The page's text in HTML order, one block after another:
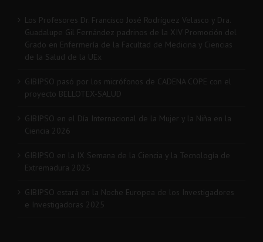
Los Profesores Dr. Francisco José Rodríguez Velasco y Dra.
Guadalupe Gil Fernández padrinos de la XIV Promoción del
Grado en Enfermería de la Facultad de Medicina y Ciencias
de la Salud de la UEx
GIBIPSO pasó por los micrófonos de CADENA COPE con el
proyecto BELLOTEX-SALUD
GIBIPSO en el Día Internacional de la Mujer y la Niña en la
Ciencia 2026
GIBIPSO en la IX Semana de la Ciencia y la Tecnología de
Extremadura 2025
GIBIPSO estará en la Noche Europea de los Investigadores
e Investigadoras 2025